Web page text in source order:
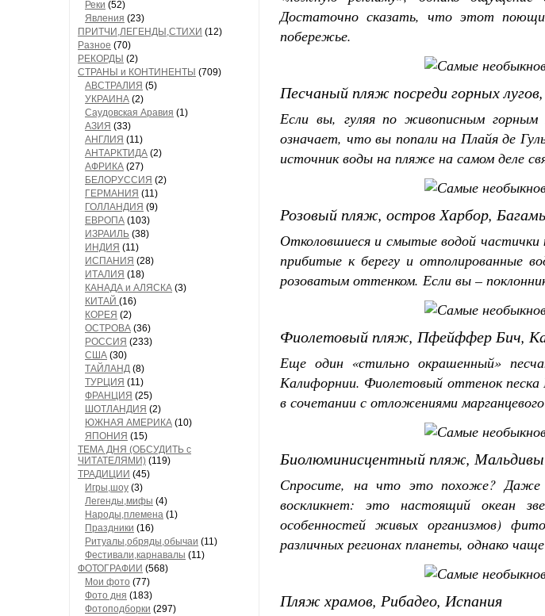
Реки (52)
Явления (23)
ПРИТЧИ,ЛЕГЕНДЫ,СТИХИ (12)
Разное (70)
РЕКОРДЫ (2)
СТРАНЫ и КОНТИНЕНТЫ (709)
АВСТРАЛИЯ (5)
УКРАИНА (2)
Саудовская Аравия (1)
АЗИЯ (33)
АНГЛИЯ (11)
АНТАРКТИДА (2)
АФРИКА (27)
БЕЛОРУССИЯ (2)
ГЕРМАНИЯ (11)
ГОЛЛАНДИЯ (9)
ЕВРОПА (103)
ИЗРАИЛЬ (38)
ИНДИЯ (11)
ИСПАНИЯ (28)
ИТАЛИЯ (18)
КАНАДА и АЛЯСКА (3)
КИТАЙ (16)
КОРЕЯ (2)
ОСТРОВА (36)
РОССИЯ (233)
США (30)
ТАЙЛАНД (8)
ТУРЦИЯ (11)
ФРАНЦИЯ (25)
ШОТЛАНДИЯ (2)
ЮЖНАЯ АМЕРИКА (10)
ЯПОНИЯ (15)
ТЕМА ДНЯ (ОБСУДИТЬ с
ЧИТАТЕЛЯМИ) (119)
ТРАДИЦИИ (45)
Игры,шоу (3)
Легенды,мифы (4)
Народы,племена (1)
Праздники (16)
Ритуалы,обряды,обычаи (11)
Фестивали,карнавалы (11)
ФОТОГРАФИИ (568)
Мои фото (77)
Фото дня (183)
Фотоподборки (297)
Достаточно сказать, что этот
побережье.
Песчаный пляж посреди горных
Если вы, гуляя по живописным горным
означает, что вы попали на Плайя де
источник воды на пляже на самом деле
Розовый пляж, остров Харбор,
Отколовшиеся и смытые водой частички
прибитые к берегу и отполированные
розоватым оттенком. Если вы –
Фиолетовый пляж, Пфейффер Бич,
Еще один «стильно окрашенный»
Калифорнии. Фиолетовый оттенок
в сочетании с отложениями
Биолюминисцентный пляж, Мальдивы
Спросите, на что это похоже? Даже
воскликнет: это настоящий океан
особенностей живых организмов)
различных регионах планеты, однако
Пляж храмов, Рибадео, Испания